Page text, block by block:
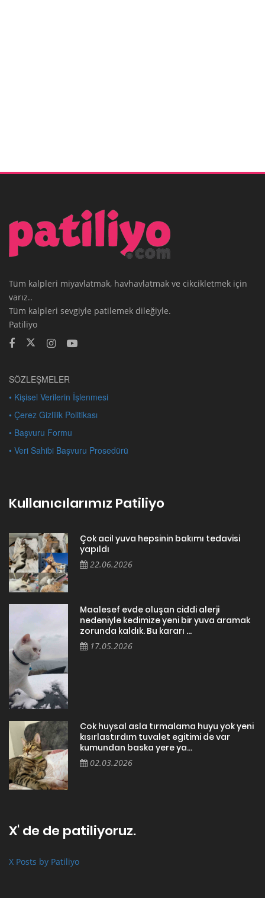
Tüm kalpleri miyavlatmak, havhavlatmak ve cikcikletmek için
varız..
Tüm kalpleri sevgiyle patilemek dileğiyle.
Patiliyo
SÖZLEŞMELER
• Kişisel Verilerin İşlenmesi
• Çerez Gizlilik Politikası
• Başvuru Formu
• Veri Sahibi Başvuru Prosedürü
Kullanıcılarımız Patiliyo
Çok acil yuva hepsinin bakımı tedavisi
yapıldı
22.06.2026
Maalesef evde oluşan ciddi alerji
nedeniyle kedimize yeni bir yuva aramak
zorunda kaldık. Bu kararı ...
17.05.2026
Cok huysal asla tırmalama huyu yok yeni
kısırlastırdım tuvalet egitimi de var
kumundan baska yere ya...
02.03.2026
X' de de patiliyoruz.
X Posts by Patiliyo